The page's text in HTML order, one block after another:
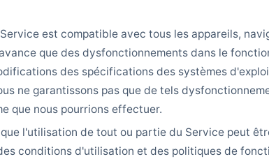
est compatible avec tous les appareils,
que des dysfonctionnements dans le
des spécifications des systèmes
ne garantissons pas que de tels
que nous pourrions effectuer.
l'utilisation de tout ou partie du Service peut
conditions d'utilisation et des politiques de